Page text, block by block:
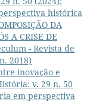
histórica
DA
A CRISE DE
- Revista de
2018)
inovação e
v. 29 n. 50
em perspectiva